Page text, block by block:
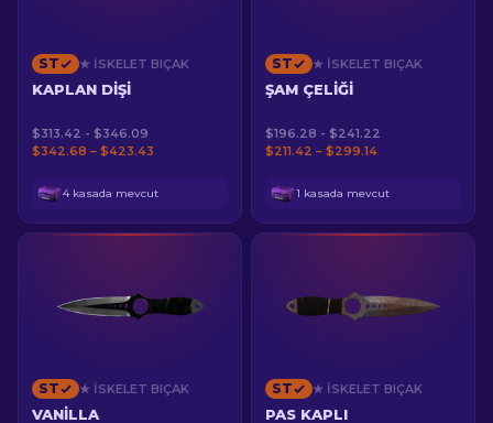
ST ★ İSKELET BIÇAK
KAPLAN DIŞI
$313.42 - $346.09
$342.68 – $423.43
4 kasada mevcut
ST ★ İSKELET BIÇAK
ŞAM ÇELIĞI
$196.28 - $241.22
$211.42 – $299.14
1 kasada mevcut
ST ★ İSKELET BIÇAK
VANILLA
ST ★ İSKELET BIÇAK
PAS KAPLI